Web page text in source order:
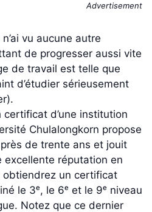
Advertisement
vu aucune autre
de progresser aussi vite
de travail est telle que
d’étudier sérieusement
certificat d’une institution
Chulalongkorn propose
de trente ans et jouit
excellente réputation en
obtiendrez un certificat
le 3ᵉ, le 6ᵉ et le 9ᵉ niveau
Notez que ce dernier